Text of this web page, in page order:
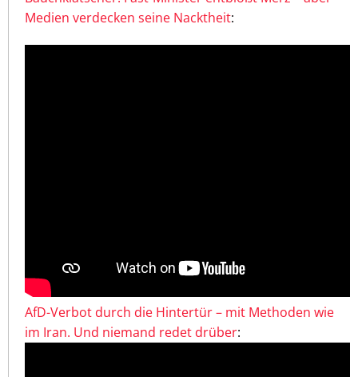
Medien verdecken seine Nacktheit:
AfD-Verbot durch die Hintertür – mit Methoden wie
im Iran. Und niemand redet drüber: